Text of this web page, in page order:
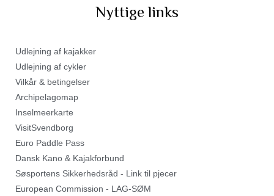
Nyttige links
Udlejning af kajakker
Udlejning af cykler
Vilkår & betingelser
Archipelagomap
Inselmeerkarte
VisitSvendborg
Euro Paddle Pass
Dansk Kano & Kajakforbund
Søsportens Sikkerhedsråd - Link til pjecer
European Commission - LAG-SØM